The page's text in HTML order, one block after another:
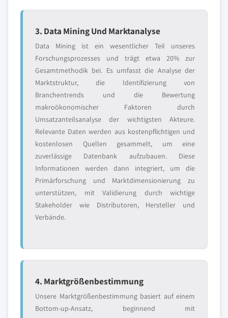
3. Data Mining Und Marktanalyse
Data Mining ist ein wesentlicher Teil unseres
Forschungsprozesses und trägt etwa 20% zur
Gesamtmethodik bei. Es umfasst die Analyse der
Marktstruktur, die Identifizierung von
Branchentrends und die Bewertung
makroökonomischer Faktoren durch
Umsatzanteilsanalyse der wichtigsten Akteure.
Relevante Daten werden aus kostenpflichtigen und
kostenlosen Quellen gesammelt, um eine
zuverlässige Datenbank aufzubauen. Diese
Informationen werden dann integriert, um die
Primärforschung und Marktdimensionierung zu
unterstützen, mit Validierung durch wichtige
Stakeholder wie Distributoren, Hersteller und
Verbände.
4. Marktgrößenbestimmung
Unsere Marktgrößenbestimmung basiert auf einem
Bottom-up-Ansatz, beginnend mit